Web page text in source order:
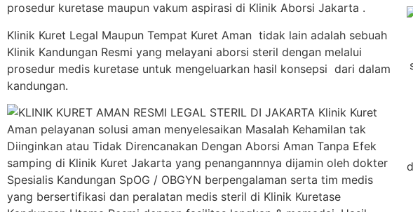
prosedur kuretase maupun vakum aspirasi di Klinik Aborsi Jakarta .
Klinik Kuret Legal Maupun Tempat Kuret Aman tidak lain adalah sebuah
Klinik Kandungan Resmi yang melayani aborsi steril dengan melalui
prosedur medis kuretase untuk mengeluarkan hasil konsepsi dari dalam
kandungan.